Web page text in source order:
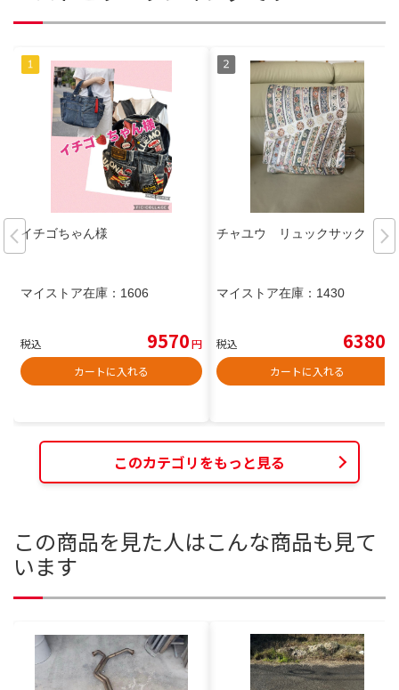
イチゴちゃん様
マイストア在庫： 1606
税込 9570円
カートに入れる
チャユウ リュックサック
マイストア在庫： 1430
税込 6380
カートに入れる
このカテゴリをもっと見る
この商品を見た人はこんな商品も見て
います